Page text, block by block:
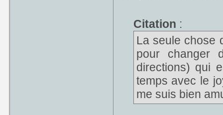
Citation :
La seule chose
pour changer
directions) qui
temps avec le
me suis bien